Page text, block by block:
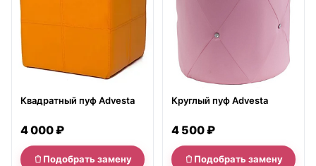
Квадратный пуф Advesta
4 000 ₽
Подобрать замену
Круглый пуф Advesta
4 500 ₽
Подобрать замену